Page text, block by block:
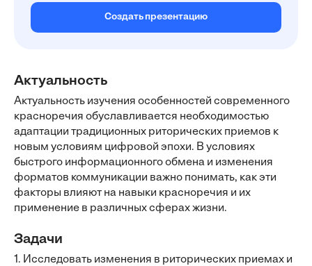
Создать презентацию
Актуальность
Актуальность изучения особенностей современного
красноречия обуславливается необходимостью
адаптации традиционных риторических приемов к
новым условиям цифровой эпохи. В условиях
быстрого информационного обмена и изменения
форматов коммуникации важно понимать, как эти
факторы влияют на навыки красноречия и их
применение в различных сферах жизни.
Задачи
1. Исследовать изменения в риторических приемах и